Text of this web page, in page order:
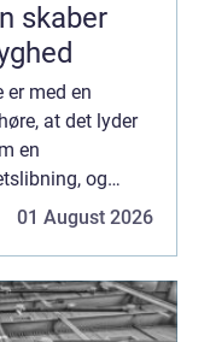
skaber
er med en
at det lyder
en
og
01 August 2026